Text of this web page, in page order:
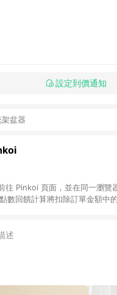
設定到價通知
架盆器
往 Pinkoi 頁面，並在同一瀏
數回饋計算將扣除訂單金額中
Android v4.6.0 / iOS v4.1.5
於 LINE 購物前往 Pinkoi 頁
述